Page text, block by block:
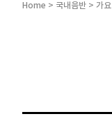
Home > 국내음반 > 가요